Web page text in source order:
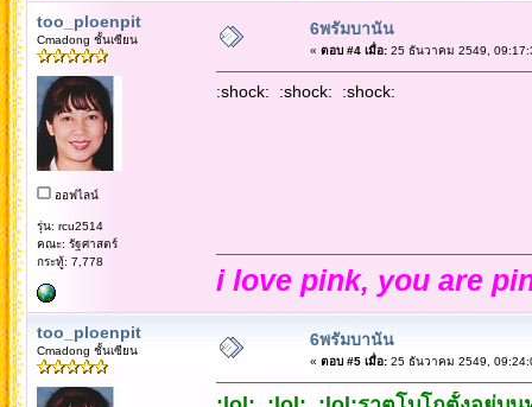
too_ploenpit
Cmadong ชั้นเซียน
ออฟไลน์
รุ่น: rcu2514
คณะ: รัฐศาสตร์
กระทู้: 7,778
6พรัมบานัน
« ตอบ #4 เมื่อ:25 ธันวาคม 2549,
:shock: :shock: :shock:
i love pink, you are
too_ploenpit
Cmadong ชั้นเซียน
6พรัมบานัน
« ตอบ #5 เมื่อ:25 ธันวาคม 2549,